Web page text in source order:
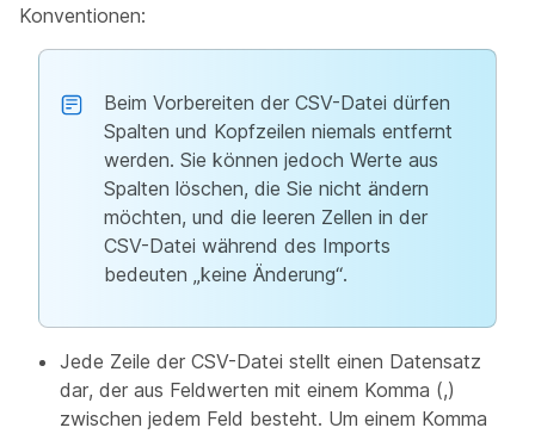
Konventionen:
Beim Vorbereiten der CSV-Datei dürfen
Spalten und Kopfzeilen niemals entfernt
werden. Sie können jedoch Werte aus
Spalten löschen, die Sie nicht ändern
möchten, und die leeren Zellen in der
CSV-Datei während des Imports
bedeuten „keine Änderung“.
Jede Zeile der CSV-Datei stellt einen Datensatz
dar, der aus Feldwerten mit einem Komma (,)
zwischen jedem Feld besteht. Um einem Komma